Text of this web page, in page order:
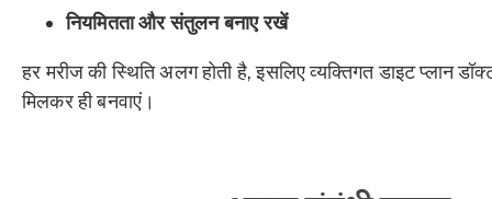
नियमितता और संतुलन बनाए रखें
हर मरीज की स्थिति अलग होती है, इसलिए व्यक्तिगत डाइट प्लान
मिलकर ही बनवाएं।